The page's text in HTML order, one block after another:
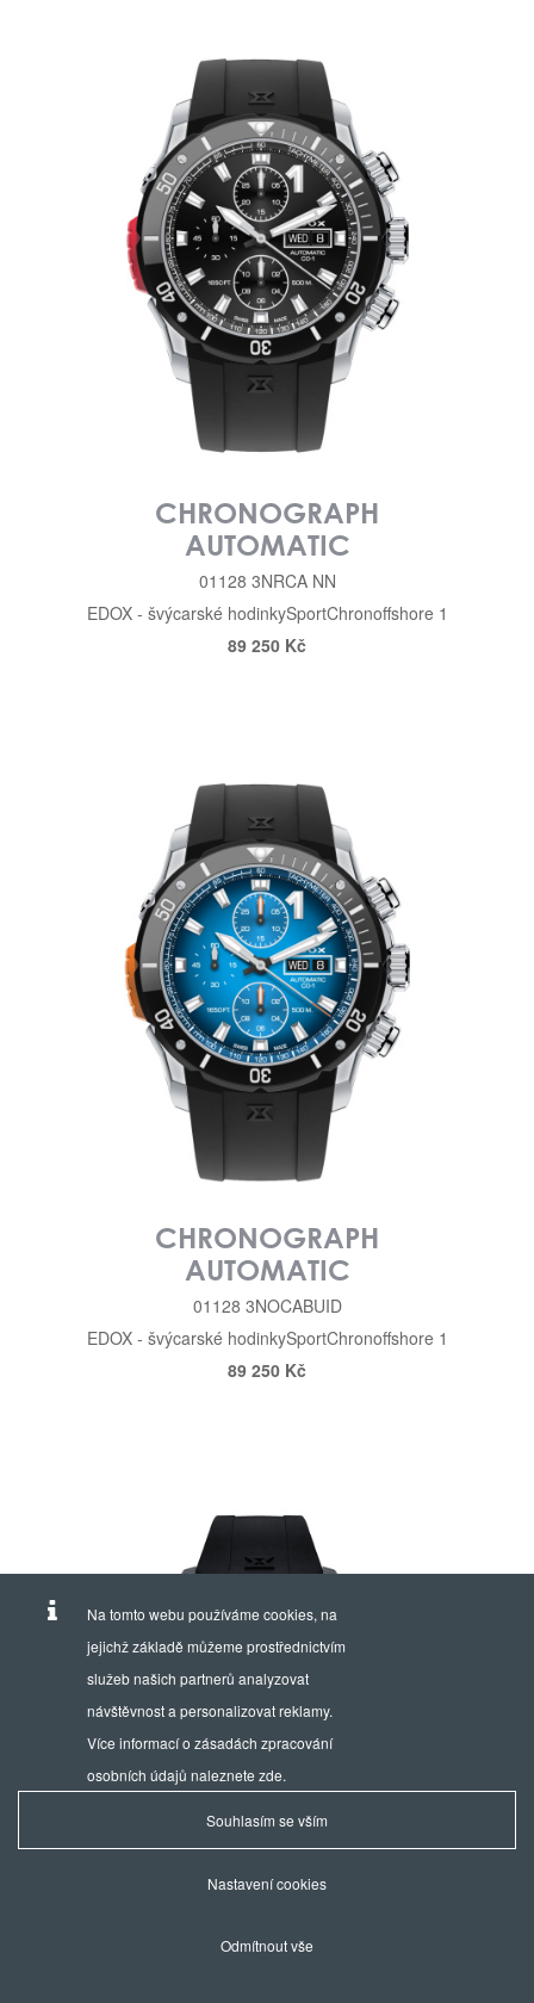
CHRONOGRAPH
AUTOMATIC
01128 3NRCA NN
EDOX - švýcarské hodinkySportChronoffshore 1
89 250 Kč
CHRONOGRAPH
AUTOMATIC
01128 3NOCABUID
EDOX - švýcarské hodinkySportChronoffshore 1
89 250 Kč
CARBON CHRONOGRAPH
Na tomto webu používáme cookies, na
jejichž základě můžeme prostřednictvím
služeb našich partnerů analyzovat
návštěvnost a personalizovat reklamy.
Více informací o zásadách zpracování
osobních údajů naleznete zde.
Souhlasím se vším
Nastavení cookies
Odmítnout vše